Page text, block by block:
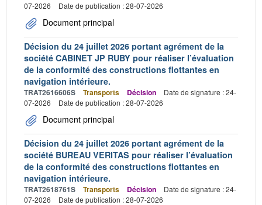
07-2026
Date de publication : 28-07-2026
Document principal
Décision du 24 juillet 2026 portant agrément de la
société CABINET JP RUBY pour réaliser l’évaluation
de la conformité des constructions flottantes en
navigation intérieure.
TRAT2616606S Transports Décision
Date de signature : 24-
07-2026
Date de publication : 28-07-2026
Document principal
Décision du 24 juillet 2026 portant agrément de la
société BUREAU VERITAS pour réaliser l’évaluation
de la conformité des constructions flottantes en
navigation intérieure.
TRAT2618761S Transports Décision
Date de signature : 24-
07-2026
Date de publication : 28-07-2026